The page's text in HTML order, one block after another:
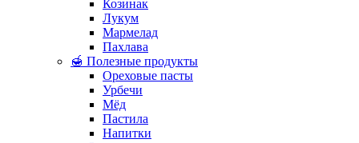
Козинак
Лукум
Мармелад
Пахлава
🍯 Полезные продукты
Ореховые пасты
Урбечи
Мёд
Пастила
Напитки